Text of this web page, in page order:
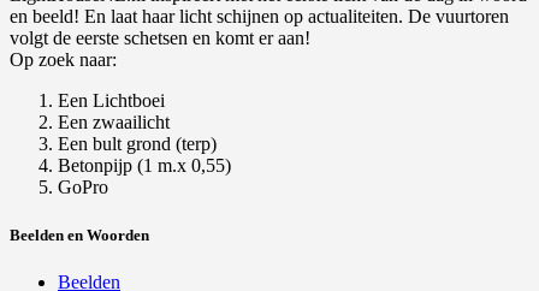
en beeld! En laat haar licht schijnen op actualiteiten. De vuurtoren
volgt de eerste schetsen en komt er aan!
Op zoek naar:
Een Lichtboei
Een zwaailicht
Een bult grond (terp)
Betonpijp (1 m.x 0,55)
GoPro
Beelden en Woorden
Beelden